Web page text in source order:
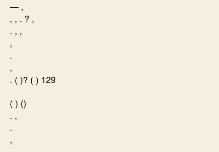
— ,
, , . ? ,
. , ,
,
.
,
. ( )? ( ) 129
( ) ()
. ,
.
,